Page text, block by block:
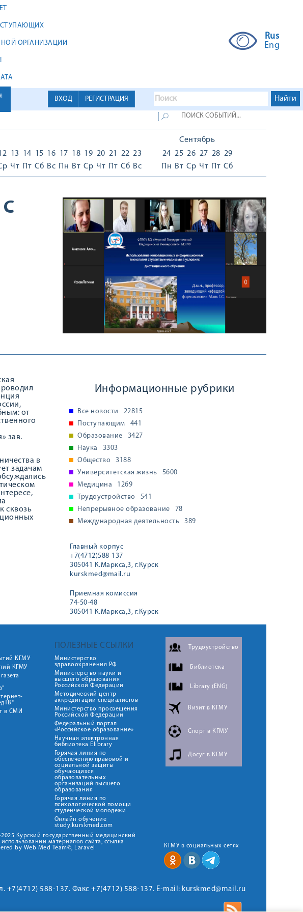
ОРГАНИЗАЦИИ
Rus
Eng
ВХОД РЕГИСТРАЦИЯ
13
Чт
14
Пт
15
Сб
16
Вс
17
Пн
18
Вт
19
Ср
20
Чт
21
Пт
22
Сб
23
Вс
Сентябрь
24
Пн
25
Вт
26
Ср
27
Чт
28
Пт
29
Сб
от
зав.
в
задачам
сквозь
Информационные рубрики
Все новости
22815
Поступающим
441
Образование
3427
Наука
3303
Общество
3188
Университетская жизнь
5600
Медицина
1269
Трудоустройство
541
Непрерывное образование
78
Международная деятельность
389
Главный корпус
+7(4712)588-137
305041 К.Маркса,3, г.Курск
kurskmed@mail.ru
Приемная комиссия
74-50-48
305041 К.Маркса,3, г.Курск
КГМУ
КГМУ
в СМИ
ПОЛЕЗНЫЕ ССЫЛКИ
Министерство
здравоохранения РФ
Министерство науки и
высшего образования
Российской Федерации
Методический центр
аккредитации специалистов
Министерство просвещения
Российской Федерации
Федеральный портал
«Российское образование»
Научная электронная
библиотека Elibrary
Горячая линия по
обеспечению правовой и
социальной защиты
обучающихся
образовательных
организаций высшего
образования
Горячая линия по
психологической помощи
студенческой молодежи
Онлайн обучение
study.kurskmed.com
Трудоустройство
Библиотека
Library (ENG)
Визит в КГМУ
Спорт в КГМУ
Досуг в КГМУ
Курский государственный медицинский
материалов сайта, ссылка
by Web Med Team©, Laravel
КГМУ в социальных сетях
+7(4712) 588-137. Факс +7(4712) 588-137. E-mail: kurskmed@mail.ru